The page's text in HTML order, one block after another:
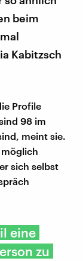
beim
Kabitzsch
Profile
98 im
meint sie.
sich selbst
eine
zu